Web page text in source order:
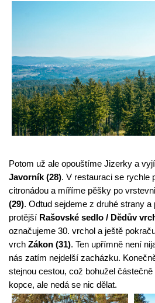
Javorník (28). V restauraci se rychle
citronádou a míříme pěšky po
(29). Odtud sejdeme z druhé strany
protější Rašovské sedlo / Dědův
označujeme 30. vrchol a ještě
vrch Zákon (31). Ten upřímně není
nás zatím nejdelší zacházku.
stejnou cestou, což bohužel
kopce, ale nedá se nic dělat.